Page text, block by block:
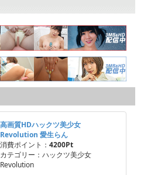
高画質HDハックツ美少女
Revolution 愛生らん
消費ポイント： 4200Pt
カテゴリー：ハックツ美少女
Revolution